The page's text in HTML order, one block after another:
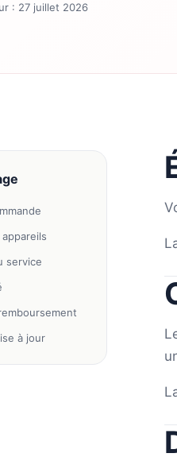
: 27 juillet 2026
service
à jour